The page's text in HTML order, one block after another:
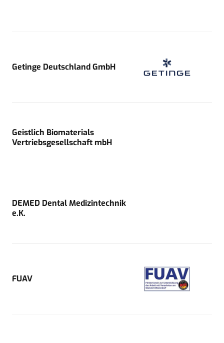
Getinge Deutschland GmbH
Geistlich Biomaterials
Vertriebsgesellschaft mbH
DEMED Dental Medizintechnik
e.K.
FUAV